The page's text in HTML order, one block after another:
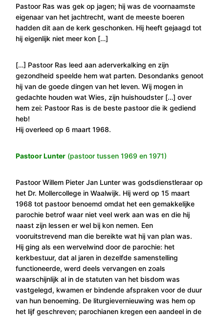
Pastoor Ras was gek op jagen; hij was de voornaamste
eigenaar van het jachtrecht, want de meeste boeren
hadden dit aan de kerk geschonken. Hij heeft gejaagd tot
hij eigenlijk niet meer kon […]
[…] Pastoor Ras leed aan aderverkalking en zijn
gezondheid speelde hem wat parten. Desondanks genoot
hij van de goede dingen van het leven. Wij mogen in
gedachte houden wat Wies, zijn huishoudster […] over
hem zei: Pastoor Ras is de beste pastoor die ik gediend
heb!
Hij overleed op 6 maart 1968.
Pastoor Lunter (pastoor tussen 1969 en 1971)
Pastoor Willem Pieter Jan Lunter was godsdienstleraar op
het Dr. Mollercollege in Waalwijk. Hij werd op 15 maart
1968 tot pastoor benoemd omdat het een gemakkelijke
parochie betrof waar niet veel werk aan was en die hij
naast zijn lessen er wel bij kon nemen. Een
vooruitstrevend man die bereikte wat hij van plan was.
Hij ging als een wervelwind door de parochie: het
kerkbestuur, dat al jaren in dezelfde samenstelling
functioneerde, werd deels vervangen en zoals
waarschijnlijk al in de statuten van het bisdom was
vastgelegd, kwamen er bindende afspraken voor de duur
van hun benoeming. De liturgievernieuwing was hem op
het lijf geschreven; parochianen kregen een aandeel in de